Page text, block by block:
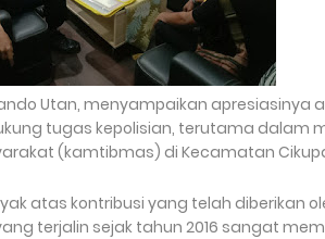
Utan, menyampaikan apresiasinya
tugas kepolisian, terutama dalam
(kamtibmas) di Kecamatan
atas kontribusi yang telah diberikan
terjalin sejak tahun 2016 sangat